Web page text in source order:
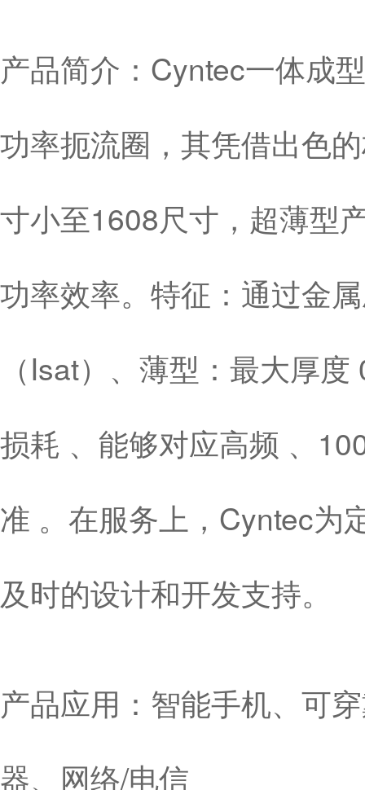
产品简介：Cyntec一体成
功率扼流圈，其凭借出色
寸小至1608尺寸，超薄型
功率效率。特征：通过金
（Isat）、薄型：最大厚
损耗 、能够对应高频 、
准 。在服务上，Cyntec为
及时的设计和开发支持。
产品应用：智能手机、可
器、网络/电信